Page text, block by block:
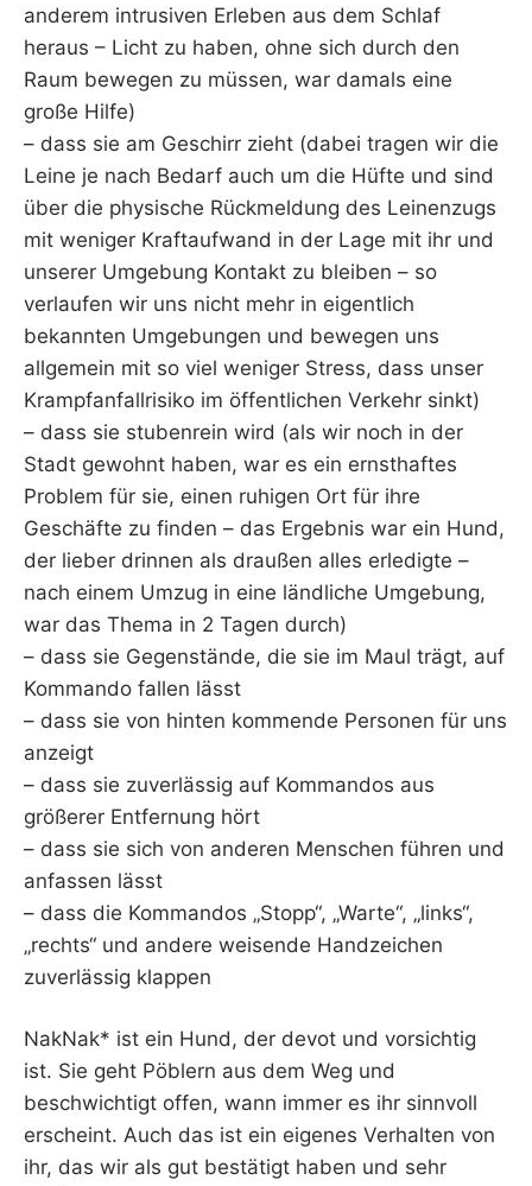
anderem intrusiven Erleben aus dem Schlaf
heraus – Licht zu haben, ohne sich durch den
Raum bewegen zu müssen, war damals eine
große Hilfe)
– dass sie am Geschirr zieht (dabei tragen wir die
Leine je nach Bedarf auch um die Hüfte und sind
über die physische Rückmeldung des Leinenzugs
mit weniger Kraftaufwand in der Lage mit ihr und
unserer Umgebung Kontakt zu bleiben – so
verlaufen wir uns nicht mehr in eigentlich
bekannten Umgebungen und bewegen uns
allgemein mit so viel weniger Stress, dass unser
Krampfanfallrisiko im öffentlichen Verkehr sinkt)
– dass sie stubenrein wird (als wir noch in der
Stadt gewohnt haben, war es ein ernsthaftes
Problem für sie, einen ruhigen Ort für ihre
Geschäfte zu finden – das Ergebnis war ein Hund,
der lieber drinnen als draußen alles erledigte –
nach einem Umzug in eine ländliche Umgebung,
war das Thema in 2 Tagen durch)
– dass sie Gegenstände, die sie im Maul trägt, auf
Kommando fallen lässt
– dass sie von hinten kommende Personen für uns
anzeigt
– dass sie zuverlässig auf Kommandos aus
größerer Entfernung hört
– dass sie sich von anderen Menschen führen und
anfassen lässt
– dass die Kommandos „Stopp“, „Warte“, „links“,
„rechts“ und andere weisende Handzeichen
zuverlässig klappen
NakNak* ist ein Hund, der devot und vorsichtig
ist. Sie geht Pöblern aus dem Weg und
beschwichtigt offen, wann immer es ihr sinnvoll
erscheint. Auch das ist ein eigenes Verhalten von
ihr, das wir als gut bestätigt haben und sehr